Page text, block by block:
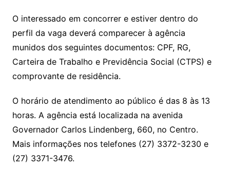
O interessado em concorrer e estiver dentro do
perfil da vaga deverá comparecer à agência
munidos dos seguintes documentos: CPF, RG,
Carteira de Trabalho e Previdência Social (CTPS) e
comprovante de residência.
O horário de atendimento ao público é das 8 às 13
horas. A agência está localizada na avenida
Governador Carlos Lindenberg, 660, no Centro.
Mais informações nos telefones (27) 3372-3230 e
(27) 3371-3476.